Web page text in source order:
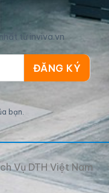
từ inviva.vn
bạn.
Vụ DTH Việt Nam